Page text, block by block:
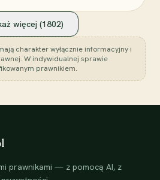
więcej (1802)
charakter wyłącznie informacyjny i
W indywidualnej sprawie
prawnikiem.
prawnikami — z pomocą AI, z